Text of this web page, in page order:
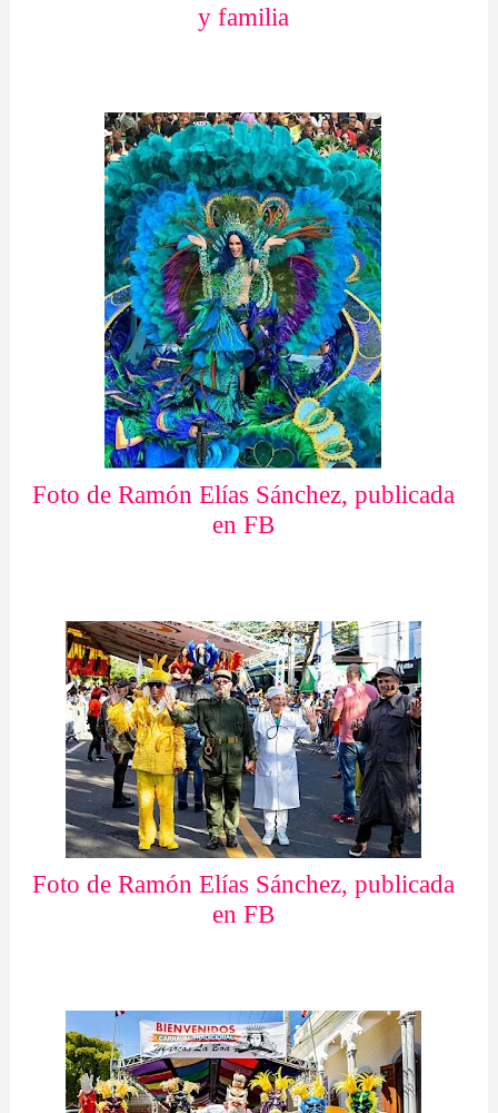
y familia
Foto de Ramón Elías Sánchez, publicada
en FB
Foto de Ramón Elías Sánchez, publicada
en FB